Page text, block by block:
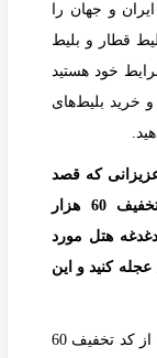
و جهان را
قطار و بلیط
خود هستید
و خرید بلیط‌های
که قصد
رزرو هتل برای سفر خود را دارند بُن تخفیف 60 هزار
هتل مورد
کنید و این
برای ورود به وب‌سایت مستر بلیط و استفاده از کد تخفیف 60